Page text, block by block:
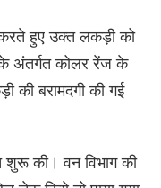
करते हुए उक्त लकड़ी को
अंतर्गत कोलर रेंज के
की बरामदगी की गई
शुरू की। वन विभाग की